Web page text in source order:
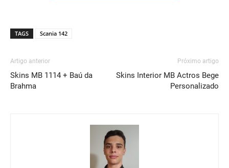
TAGS Scania 142
Artigo anterior
Skins MB 1114 + Baú da
Brahma
Próximo artigo
Skins Interior MB Actros Bege
Personalizado